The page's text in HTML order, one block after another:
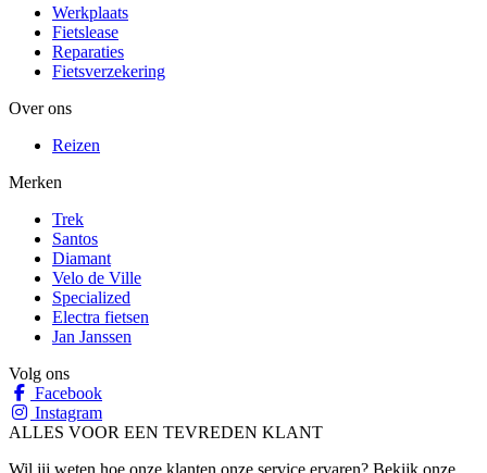
Werkplaats
Fietslease
Reparaties
Fietsverzekering
Over ons
Reizen
Merken
Trek
Santos
Diamant
Velo de Ville
Specialized
Electra fietsen
Jan Janssen
Volg ons
Facebook
Instagram
ALLES VOOR EEN TEVREDEN KLANT
Wil jij weten hoe onze klanten onze service ervaren? Bekijk onze